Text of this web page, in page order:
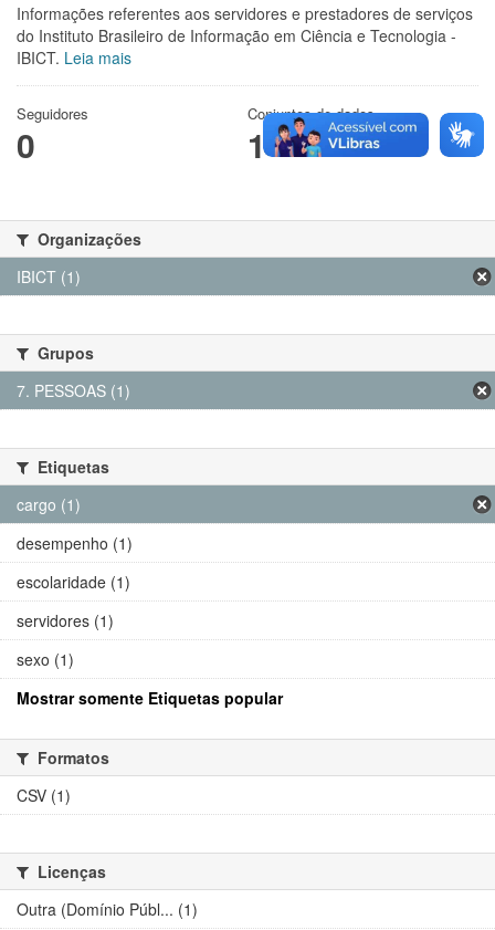
Informações referentes aos servidores e prestadores de serviços
do Instituto Brasileiro de Informação em Ciência e Tecnologia -
IBICT. Leia mais
Seguidores
0
Conjuntos de dados
1
Organizações
IBICT (1)
Grupos
7. PESSOAS (1)
Etiquetas
cargo (1)
desempenho (1)
escolaridade (1)
servidores (1)
sexo (1)
Mostrar somente Etiquetas popular
Formatos
CSV (1)
Licenças
Outra (Domínio Públ... (1)